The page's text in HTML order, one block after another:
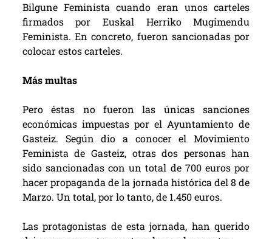
Bilgune Feminista cuando eran unos carteles
firmados por Euskal Herriko Mugimendu
Feminista. En concreto, fueron sancionadas por
colocar estos carteles.
Más multas
Pero éstas no fueron las únicas sanciones
económicas impuestas por el Ayuntamiento de
Gasteiz. Segúndio a conocer el Movimiento
Feminista de Gasteiz, otras dos personas han
sido sancionadas con un total de 700 euros por
hacer propaganda de la jornada histórica del 8 de
Marzo. Un total, por lo tanto, de 1.450 euros.
Las protagonistas de esta jornada, han querido